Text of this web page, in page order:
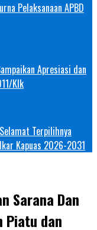
Pelaksanaan APBD
Apresiasi dan
Klk
Terpilihnya
Kapuas 2026-2031
Sarana Dan
Piatu dan